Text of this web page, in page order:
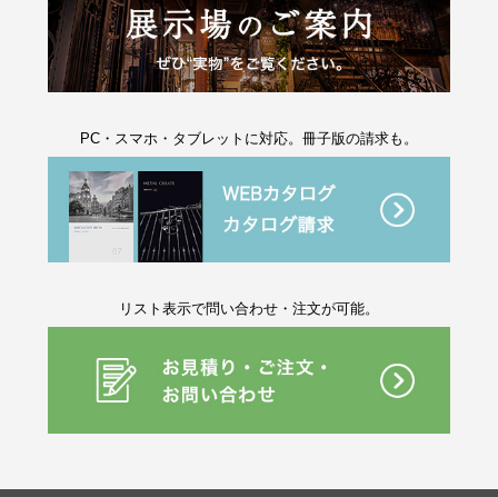
PC・スマホ・タブレットに対応。冊子版の請求も。
リスト表示で問い合わせ・注文が可能。